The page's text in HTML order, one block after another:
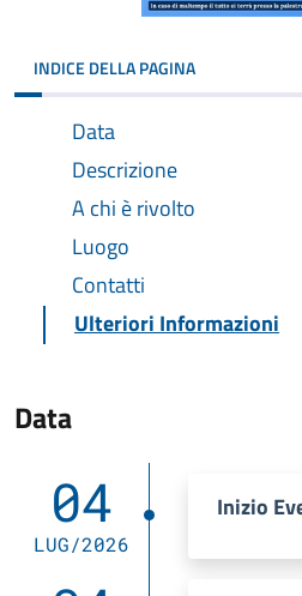
INDICE DELLA PAGINA
Data
Descrizione
A chi è rivolto
Luogo
Contatti
Ulteriori Informazioni
Data
04
LUG/2026
Inizio